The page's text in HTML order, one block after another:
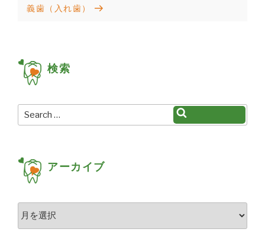
ナ
ー
ョ
Next
義歯（入れ歯）
検索
Search
for:
アーカイブ
ア